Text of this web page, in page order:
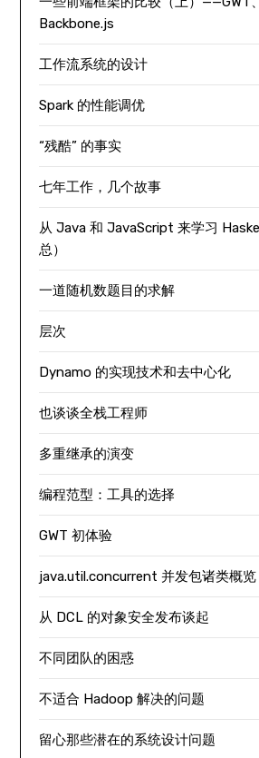
Backbone.js
工作流系统的设计
Spark 的性能调优
“残酷” 的事实
七年工作，几个故事
从 Java 和 JavaScript 来学习
总）
一道随机数题目的求解
层次
Dynamo 的实现技术和去中心化
也谈谈全栈工程师
多重继承的演变
编程范型：工具的选择
GWT 初体验
java.util.concurrent 并发包诸类概览
从 DCL 的对象安全发布谈起
不同团队的困惑
不适合 Hadoop 解决的问题
留心那些潜在的系统设计问题